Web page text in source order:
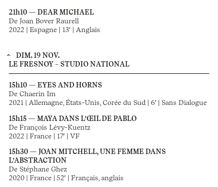
21h10 — DEAR MICHAEL
De Joan Bover Raurell
2022 | Espagne | 13′ | Anglais
DIM. 19 NOV.
LE FRESNOY – STUDIO NATIONAL
15h10 — EYES AND HORNS
De Chaerin Im
2021 | Allemagne, États-Unis, Corée du Sud | 6′ | Sans Dialogue
15h15 — MAYA DANS L’ŒIL DE PABLO
De François Lévy-Kuentz
2022 | France | 17′ | VF
15h30 — JOAN MITCHELL, UNE FEMME DANS
L’ABSTRACTION
De Stéphane Ghez
2020 | France | 52′ | Français, anglais